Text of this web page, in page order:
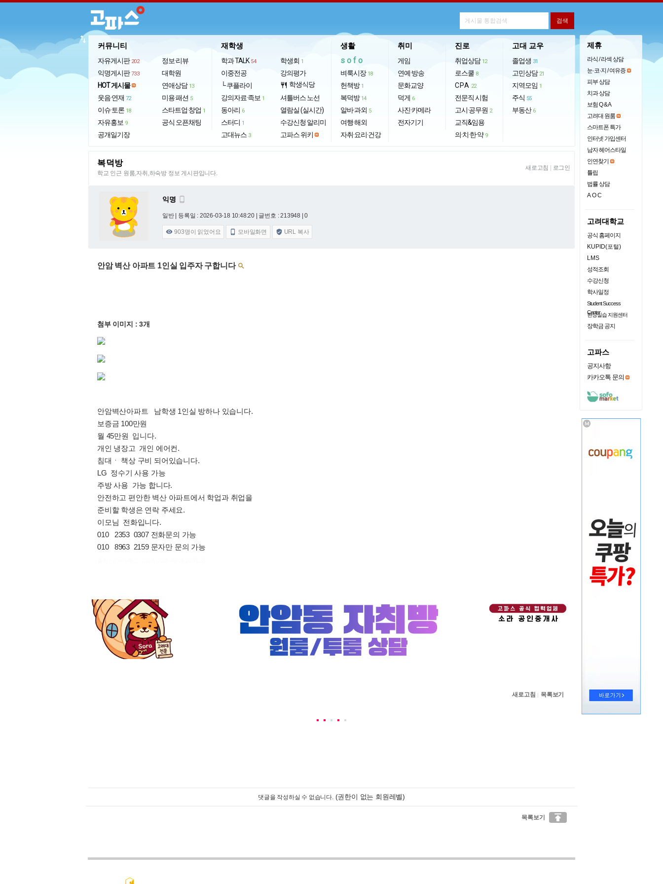
커뮤니티
자유게시판 202
익명게시판 733
HOT 게시물
웃음·연재 72
이슈·토론 18
자유홍보 9
공개일기장
정보·리뷰
대학원
연애상담 13
미용·패션 5
스타트업·창업 1
공식 오픈채팅
재학생
학과 TALK 54
이중전공
└ 쿠플라이
강의자료·족보 1
동아리 6
스터디 1
고대뉴스 3
학생회 1
강의평가
restaurant 학생식당
셔틀버스 노선
열람실 (실시간)
수강신청 알리미
고파스 위키
생활
sofo
벼룩시장 18
헌책방 1
복덕방 14
알바·과외 5
여행·해외
자취·요리·건강
취미
게임
연예·방송
문화교양
덕게 6
사진·카메라
전자기기
진로
취업상담 12
로스쿨 8
CPA 22
전문직 시험
고시·공무원 2
교직&임용
의·치·한·약 9
고대 교우
졸업생 31
고민상담 21
지역모임 1
주식 55
부동산 6
import_export
복덕방
학교 인근 원룸,자취,하숙방 정보 게시판입니다.
새로고침 로그인
익명 
일반 | 등록일 : 2026-03-18 10:48:20 | 글번호 : 213948 | 0
 903명이 읽었어요  모바일화면  URL 복사
안암 벽산 아파트 1인실 입주자 구합니다 
첨부 이미지 : 3개
안암벽산아파트 남학생 1인실 방하나 있습니다.
보증금 100만원
월 45만원 입니다.
개인 냉장고 개인 에어컨.
침대ㆍ 책상 구비 되어있습니다.
LG 정수기 사용 가능
주방 사용 가능 합니다.
안전하고 편안한 벽산 아파트에서 학업과 취업을
준비할 학생은 연락 주세요.
이모님 전화입니다.
010 2353 0307 전화문의 가능
010 8963 2159 문자만 문의 가능
새로고침 | 목록보기
댓글을 작성하실 수 없습니다. (권한이 없는 회원레벨)
목록보기 
제휴
라식 / 라섹 상담
눈·코·지 / 여유증
피부 상담
치과 상담
보험 Q & A
고려대 원룸
스마트폰 특가
인터넷 가입센터
남자 헤어스타일
인연찾기
튤립
법률 상담
AOC
고려대학교
공식 홈페이지
KUPID(포털)
LMS
성적조회
수강신청
학사일정
Student Success
Center
현장실습 지원센터
장학금 공지
고파스
공지사항
카카오톡 문의